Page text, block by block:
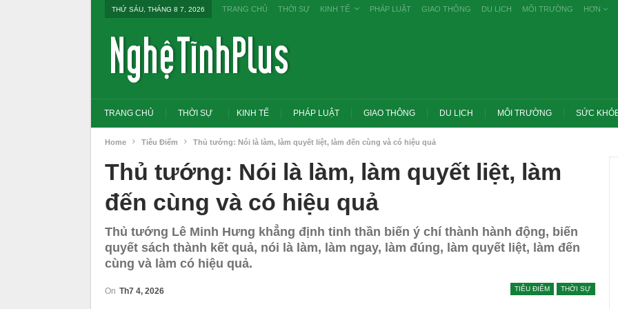
THỨ SÁU, THÁNG 8 7, 2026 TRANG CHỦ THỜI SỰ KINH TẾ PHÁP LUẬT GIAO THÔNG DU LỊCH MÔI TRƯỜNG HƠN
TRANG CHỦ THỜI SỰ KINH TẾ PHÁP LUẬT GIAO THÔNG DU LỊCH MÔI TRƯỜNG SỨC
Home Tiêu Điểm Thủ tướng: Nói là làm, làm quyết liệt, làm đến cùng và có hiệu quả
Thủ tướng: Nói là làm, làm quyết liệt, làm
đến cùng và có hiệu quả
Thủ tướng Lê Minh Hưng khẳng định tinh thần biến ý chí thành hành động, biến
quyết sách thành kết quả, nói là làm, làm ngay, làm đúng, làm quyết liệt, làm đến
cùng và làm có hiệu quả.
TIÊU ĐIỂM THỜI SỰ
On Th7 4, 2026
Tổng Bí thư, Chủ tịch nước yêu cầu thay
Trang chủ -> Bất động sản Đề xuất đánh
thuế cao với đất bỏ hoang, hạn chế đầu